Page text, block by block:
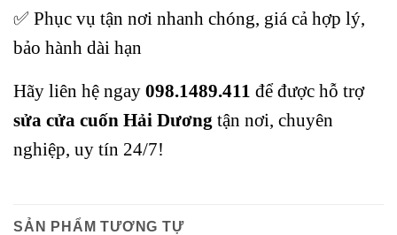
✅ Phục vụ tận nơi nhanh chóng, giá cả hợp lý,
bảo hành dài hạn
Hãy liên hệ ngay 098.1489.411 để được hỗ trợ
sửa cửa cuốn Hải Dương tận nơi, chuyên
nghiệp, uy tín 24/7!
SẢN PHẨM TƯƠNG TỰ